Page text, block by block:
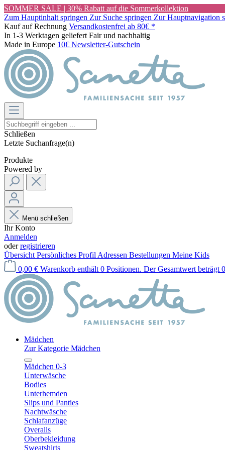
SOMMER SALE | 30% Rabatt auf die Sommerkollektion
Zum Hauptinhalt springen Zur Suche springen Zur Hauptnavigation
Kauf auf Rechnung Versandkostenfrei ab 80€ *
In 1-3 Werktagen geliefert Fair und nachhaltig
Made in Europe 10€ Newsletter-Gutschein
Schließen
Letzte Suchanfrage(n)
Produkte
Powered by
Menü schließen
Ihr Konto
Anmelden
oderregistrieren
Übersicht Persönliches Profil Adressen Bestellungen Meine Kids
0,00 € Warenkorb enthält 0 Positionen. Der Gesamtwert beträgt
Mädchen
Zur Kategorie Mädchen
Mädchen 0-3
Unterwäsche
Bodies
Unterhemden
Slips und Panties
Nachtwäsche
Schlafanzüge
Overalls
Oberbekleidung
Sweatshirts